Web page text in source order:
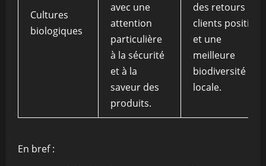
Cultures
biologiques
avec une
attention
particulière
à la sécurité
et à la
saveur des
produits.
des retours
clients positifs
et une
meilleure
biodiversité
locale.
En bref :